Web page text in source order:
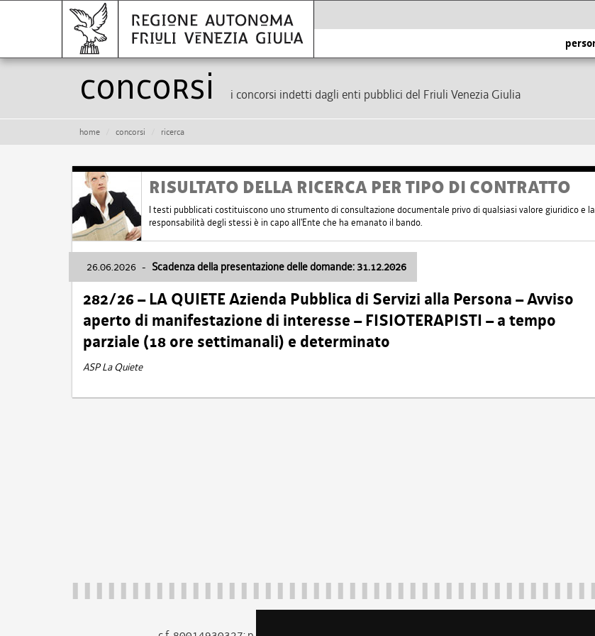
Concorsi i concorsi indetti dagli enti pubblici del Friuli Venezia Giulia
home concorsi ricerca
RISULTATO DELLA RICERCA PER TIPO DI CONTRATTO
I testi pubblicati costituiscono uno strumento di consultazione documentale privo di qualsiasi valore giuridico e la
responsabilità degli stessi è in capo all'Ente che ha emanato il bando.
26.06.2026 - Scadenza della presentazione delle domande: 31.12.2026
282/26 – LA QUIETE Azienda Pubblica di Servizi alla Persona – Avviso
aperto di manifestazione di interesse – FISIOTERAPISTI – a tempo
parziale (18 ore settimanali) e determinato
ASP La Quiete